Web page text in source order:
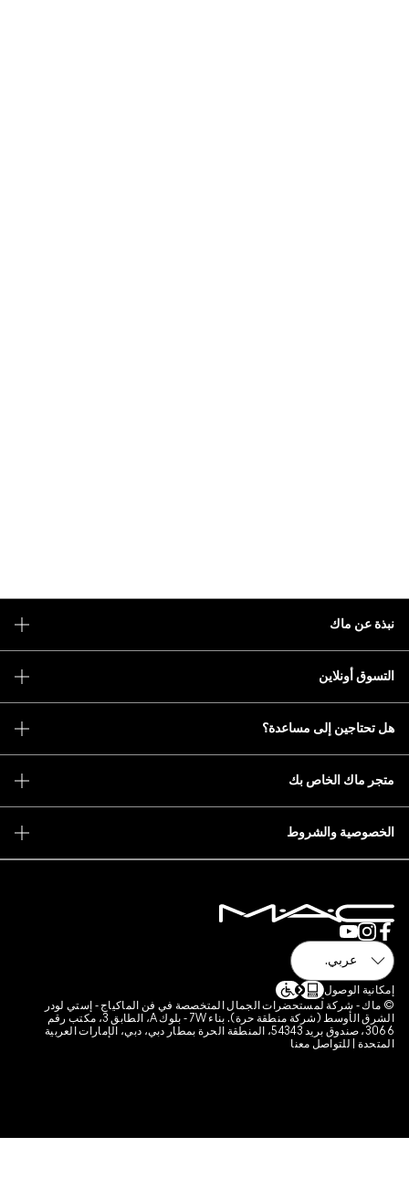
فن الماكياج - إستي لودر
الشرق الأوسط (شركة منطقة حرة). بناء 7W - بلوك A، الطابق 3، مكتب رقم
الحرة بمطار دبي، دبي، الإمارات العربية